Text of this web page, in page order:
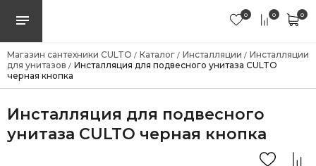
0 0 0
Магазин сантехники CULTO / Каталог / Инсталляции / Инсталляции
для унитазов / Инсталляция для подвесного унитаза CULTO
черная кнопка
Инсталляция для подвесного
унитаза CULTO черная кнопка